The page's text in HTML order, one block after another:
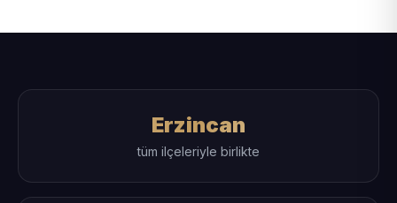
Erzincan
tüm ilçeleriyle birlikte